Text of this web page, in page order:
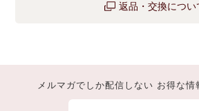
返品・交換につい
メルマガでしか配信しない お得な情